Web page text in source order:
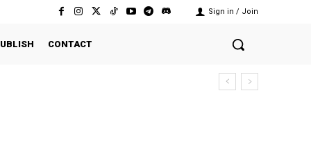
Sign in / Join
CONTACT